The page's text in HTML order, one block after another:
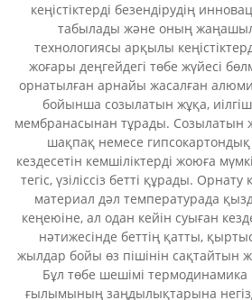
кеңістіктерді безендірудің
табылады және оның
технологиясы арқылы
жоғары деңгейдегі төбе жүйесі
орнатылған арнайы жасалған
бойынша созылатын жұқа,
мембранасынан тұрады. Созылатын
шақпақ немесе
кездесетін кемшіліктерді жоюға
тегіс, үзіліссіз бетті құрады.
материал дәл температурада
кеңеюіне, ал одан кейін суыған
нәтижесінде беттің қатты,
жылдар бойы өз пішінін сақтайтын
Бұл төбе шешімі
ғылымының заңдылықтарына